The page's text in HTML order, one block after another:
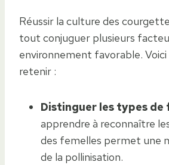
Réussir la culture des
tout conjuguer plusieurs
environnement favorable. Voici
retenir :
Distinguer les types de
apprendre à reconnaître
des femelles permet une
de la pollinisation.